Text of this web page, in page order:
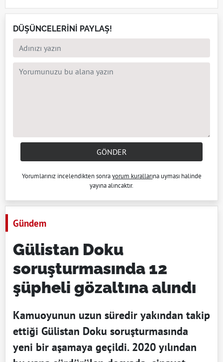
DÜŞÜNCELERİNİ PAYLAŞ!
GÖNDER
Yorumlarınız incelendikten sonrayorum kurallarına uyması halinde
yayına alıncaktır.
Gündem
Gülistan Doku
soruşturmasında 12
şüpheli gözaltına alındı
Kamuoyunun uzun süredir yakından takip
ettiği Gülistan Doku soruşturmasında
yeni bir aşamaya geçildi. 2020 yılından